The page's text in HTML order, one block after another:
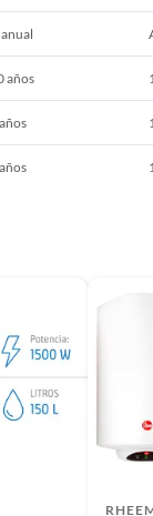
años